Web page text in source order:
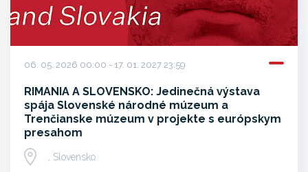
06. 05. 2026 00:00 - 17. 01. 2027 23:59
RIMANIA A SLOVENSKO: Jedinečná výstava
spája Slovenské národné múzeum a
Trenčianske múzeum v projekte s európskym
presahom
, Slovensko